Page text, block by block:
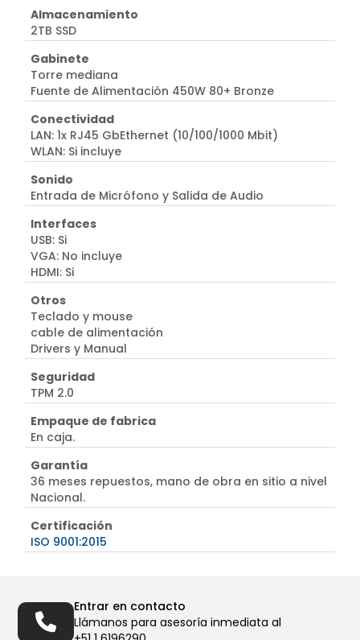
Almacenamiento
2TB SSD
Gabinete
Torre mediana
Fuente de Alimentación 450W 80+ Bronze
Conectividad
LAN: 1x RJ45 GbEthernet (10/100/1000 Mbit)
WLAN: Si incluye
Sonido
Entrada de Micrófono y Salida de Audio
Interfaces
USB: Si
VGA: No incluye
HDMI: Si
Otros
Teclado y mouse
cable de alimentación
Drivers y Manual
Seguridad
TPM 2.0
Empaque de fabrica
En caja.
Garantía
36 meses repuestos, mano de obra en sitio a nivel
Nacional.
Certificación
ISO 9001:2015
Entrar en contacto
Llámanos para asesoría inmediata al